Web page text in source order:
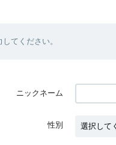
てください。
ニックネーム
性別